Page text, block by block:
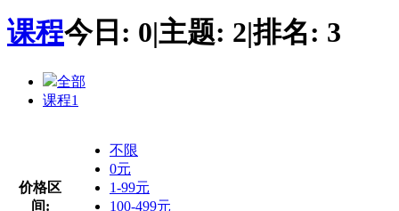
课程今日: 0|主题: 2|排名: 3
全部
课程1
价格区
间:
不限
0元
1-99元
100-499元